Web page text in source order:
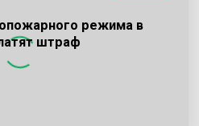
режима в
штраф